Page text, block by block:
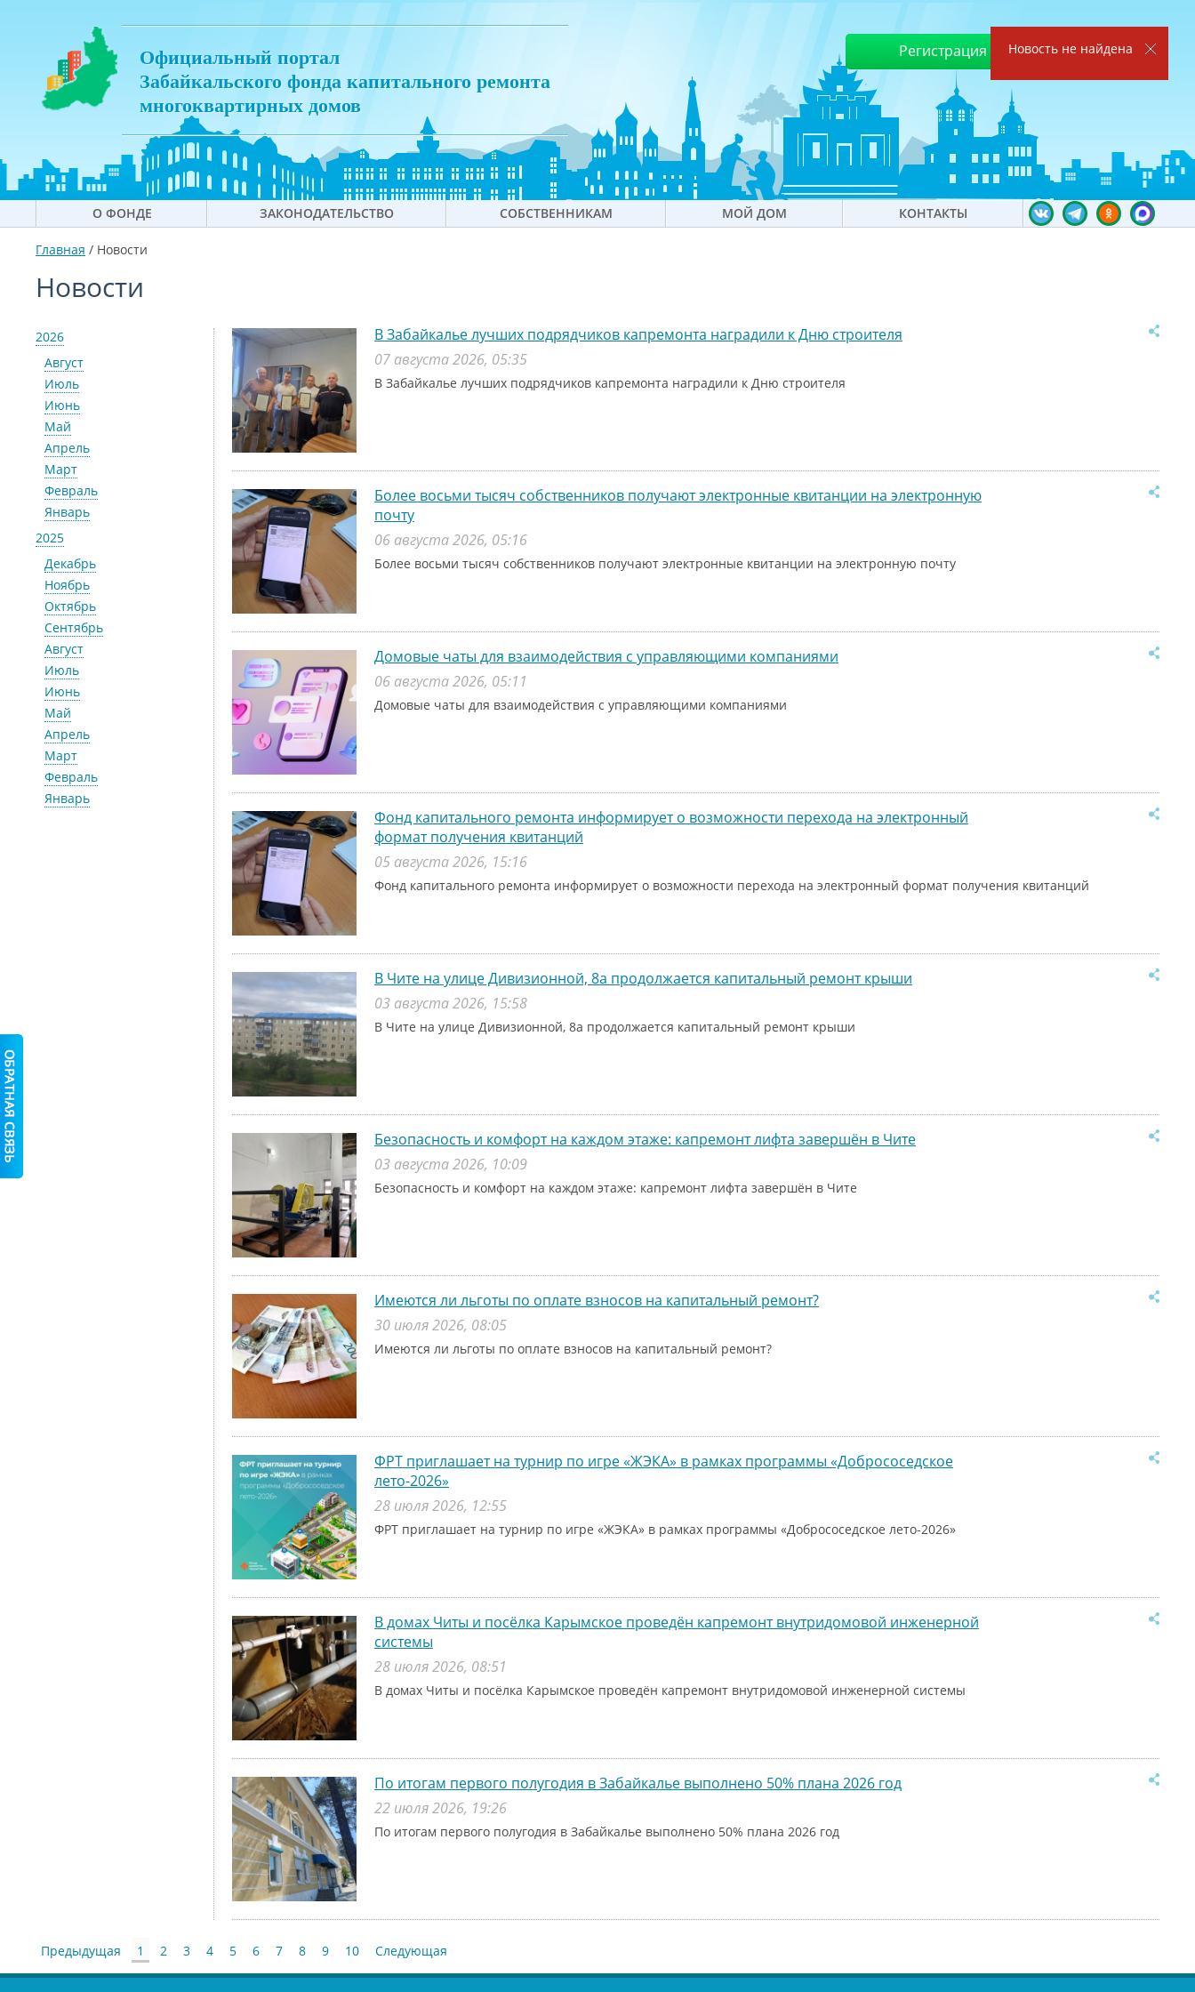
Официальный портал
Забайкальского фонда капитального ремонта
многоквартирных домов
Регистрация Войти
О ФОНДЕ ЗАКОНОДАТЕЛЬСТВО СОБСТВЕННИКАМ МОЙ ДОМ КОНТАКТЫ
Новость не найдена
Главная / Новости
Новости
2026
Август
Июль
Июнь
Май
Апрель
Март
Февраль
Январь
2025
Декабрь
Ноябрь
Октябрь
Сентябрь
Август
Июль
Июнь
Май
Апрель
Март
Февраль
Январь
В Забайкалье лучших подрядчиков капремонта наградили к Дню строителя
07 августа 2026, 05:35
В Забайкалье лучших подрядчиков капремонта наградили к Дню строителя
Более восьми тысяч собственников получают электронные квитанции на электронную
почту
06 августа 2026, 05:16
Более восьми тысяч собственников получают электронные квитанции на электронную почту
Домовые чаты для взаимодействия с управляющими компаниями
06 августа 2026, 05:11
Домовые чаты для взаимодействия с управляющими компаниями
Фонд капитального ремонта информирует о возможности перехода на электронный
формат получения квитанций
05 августа 2026, 15:16
Фонд капитального ремонта информирует о возможности перехода на электронный формат получения квитанций
В Чите на улице Дивизионной, 8а продолжается капитальный ремонт крыши
03 августа 2026, 15:58
В Чите на улице Дивизионной, 8а продолжается капитальный ремонт крыши
Безопасность и комфорт на каждом этаже: капремонт лифта завершён в Чите
03 августа 2026, 10:09
Безопасность и комфорт на каждом этаже: капремонт лифта завершён в Чите
Имеются ли льготы по оплате взносов на капитальный ремонт?
30 июля 2026, 08:05
Имеются ли льготы по оплате взносов на капитальный ремонт?
ФРТ приглашает на турнир по игре «ЖЭКА» в рамках программы «Добрососедское
лето-2026»
28 июля 2026, 12:55
ФРТ приглашает на турнир по игре «ЖЭКА» в рамках программы «Добрососедское лето-2026»
В домах Читы и посёлка Карымское проведён капремонт внутридомовой инженерной
системы
28 июля 2026, 08:51
В домах Читы и посёлка Карымское проведён капремонт внутридомовой инженерной системы
По итогам первого полугодия в Забайкалье выполнено 50% плана 2026 год
22 июля 2026, 19:26
По итогам первого полугодия в Забайкалье выполнено 50% плана 2026 год
Предыдущая 1 2 3 4 5 6 7 8 9 10 Следующая